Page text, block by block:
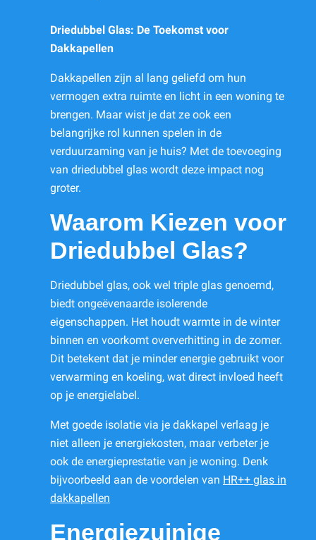
Driedubbel Glas: De Toekomst voor
Dakkapellen
Dakkapellen zijn al lang geliefd om hun
vermogen extra ruimte en licht in een woning te
brengen. Maar wist je dat ze ook een
belangrijke rol kunnen spelen in de
verduurzaming van je huis? Met de toevoeging
van driedubbel glas wordt deze impact nog
groter.
Waarom Kiezen voor
Driedubbel Glas?
Driedubbel glas, ook wel triple glas genoemd,
biedt ongeëvenaarde isolerende
eigenschappen. Het houdt warmte in de winter
binnen en voorkomt oververhitting in de zomer.
Dit betekent dat je minder energie gebruikt voor
verwarming en koeling, wat direct invloed heeft
op je energielabel.
Met goede isolatie via je dakkapel verlaag je
niet alleen je energiekosten, maar verbeter je
ook de energieprestatie van je woning. Denk
bijvoorbeeld aan de voordelen van HR++ glas in
dakkapellen
Energiezuinige